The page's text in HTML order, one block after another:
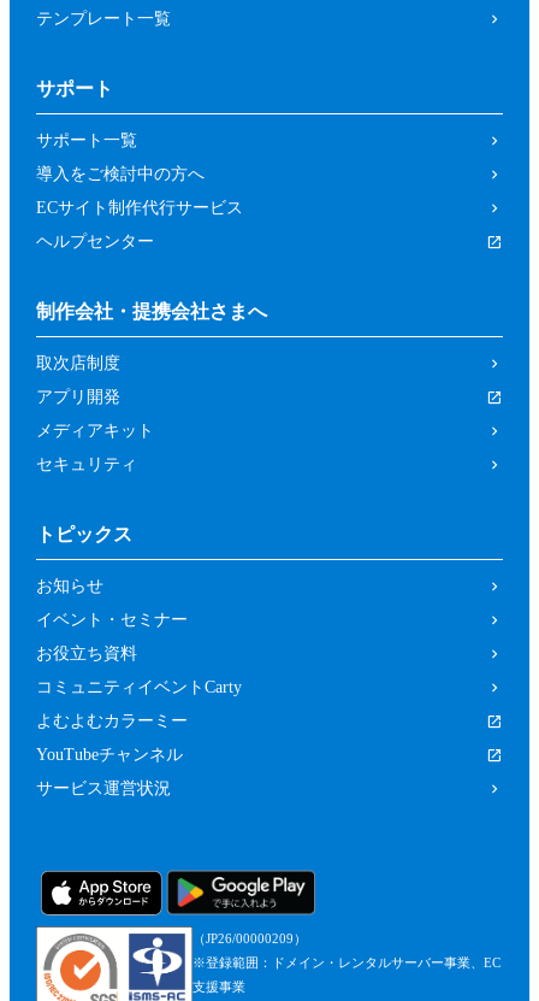
テンプレート一覧
サポート
サポート一覧
導入をご検討中の方へ
ECサイト制作代行サービス
ヘルプセンター
制作会社・提携会社さまへ
取次店制度
アプリ開発
メディアキット
セキュリティ
トピックス
お知らせ
イベント・セミナー
お役立ち資料
コミュニティイベントCarty
よむよむカラーミー
YouTubeチャンネル
サービス運営状況
（JP26/00000209）
※登録範囲：ドメイン・レンタルサーバー事業、EC
支援事業